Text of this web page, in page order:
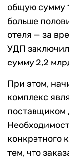
общую сумму
больше
отеля — за
УДП
сумму 2,2
При этом,
комплекс
поставщиком
конкретного
тем, что